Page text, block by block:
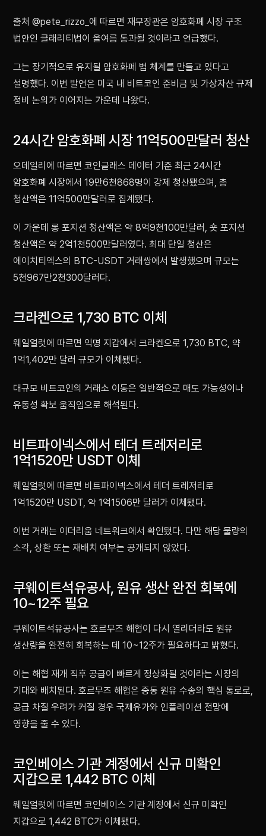
출처 @pete_rizzo_에 따르면 재무장관은 암호화폐 시장 구조
법안인 클래리티법이 올여름 통과될 것이라고 언급했다.
그는 장기적으로 유지될 암호화폐 법 체계를 만들고 있다고
설명했다. 이번 발언은 미국 내 비트코인 준비금 및 가상자산 규제
정비 논의가 이어지는 가운데 나왔다.
24시간 암호화폐 시장 11억500만달러 청산
오데일리에 따르면 코인글래스 데이터 기준 최근 24시간
암호화폐 시장에서 19만6천868명이 강제 청산됐으며, 총
청산액은 11억500만달러로 집계됐다.
이 가운데 롱 포지션 청산액은 약 8억9천100만달러, 숏 포지션
청산액은 약 2억1천500만달러였다. 최대 단일 청산은
에이치티엑스의 BTC-USDT 거래쌍에서 발생했으며 규모는
5천967만2천300달러다.
크라켄으로 1,730 BTC 이체
웨일얼럿에 따르면 익명 지갑에서 크라켄으로 1,730 BTC, 약
1억1,402만 달러 규모가 이체됐다.
대규모 비트코인의 거래소 이동은 일반적으로 매도 가능성이나
유동성 확보 움직임으로 해석된다.
비트파이넥스에서 테더 트레저리로
1억1520만 USDT 이체
웨일얼럿에 따르면 비트파이넥스에서 테더 트레저리로
1억1520만 USDT, 약 1억1506만 달러가 이체됐다.
이번 거래는 이더리움 네트워크에서 확인됐다. 다만 해당 물량의
소각, 상환 또는 재배치 여부는 공개되지 않았다.
쿠웨이트석유공사, 원유 생산 완전 회복에
10~12주 필요
쿠웨이트석유공사는 호르무즈 해협이 다시 열리더라도 원유
생산량을 완전히 회복하는 데 10~12주가 필요하다고 밝혔다.
이는 해협 재개 직후 공급이 빠르게 정상화될 것이라는 시장의
기대와 배치된다. 호르무즈 해협은 중동 원유 수송의 핵심 통로로,
공급 차질 우려가 커질 경우 국제유가와 인플레이션 전망에
영향을 줄 수 있다.
코인베이스 기관 계정에서 신규 미확인
지갑으로 1,442 BTC 이체
웨일얼럿에 따르면 코인베이스 기관 계정에서 신규 미확인
지갑으로 1,442 BTC가 이체됐다.